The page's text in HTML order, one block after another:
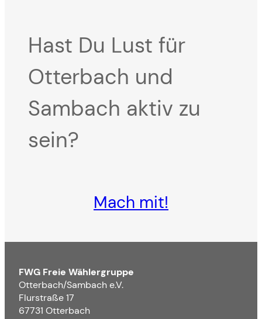
Hast Du Lust für
Otterbach und
Sambach aktiv zu
sein?
Mach mit!
FWG Freie Wählergruppe
Otterbach/Sambach e.V.
Flurstraße 17
67731 Otterbach